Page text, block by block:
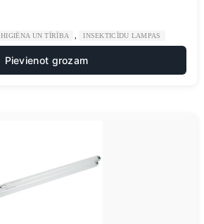
HIGIĒNA UN TĪRĪBA INSEKTICĪDU LAMPAS
Pievienot grozam